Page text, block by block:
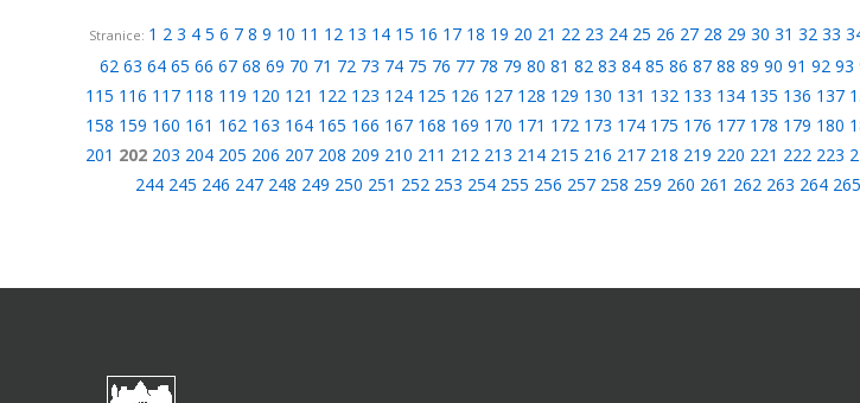
Stranice: 1 2 3 4 5 6 7 8 9 10 11 12 13 14 15 16 17 18 19 20 21 22 23 24 25 26 27 28 29 30 31 32 33
62 63 64 65 66 67 68 69 70 71 72 73 74 75 76 77 78 79 80 81 82 83 84 85 86 87 88 89 90 91 92 93
115 116 117 118 119 120 121 122 123 124 125 126 127 128 129 130 131 132 133 134 135 136 137
158 159 160 161 162 163 164 165 166 167 168 169 170 171 172 173 174 175 176 177 178 179 180
201 202 203 204 205 206 207 208 209 210 211 212 213 214 215 216 217 218 219 220 221 222 223
244 245 246 247 248 249 250 251 252 253 254 255 256 257 258 259 260 261 262 263 264 265